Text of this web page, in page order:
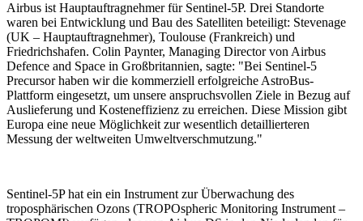
Airbus ist Hauptauftragnehmer für Sentinel-5P. Drei Standorte
waren bei Entwicklung und Bau des Satelliten beteiligt: Stevenage
(UK – Hauptauftragnehmer), Toulouse (Frankreich) und
Friedrichshafen. Colin Paynter, Managing Director von Airbus
Defence and Space in Großbritannien, sagte: "Bei Sentinel-5
Precursor haben wir die kommerziell erfolgreiche AstroBus-
Plattform eingesetzt, um unsere anspruchsvollen Ziele in Bezug auf
Auslieferung und Kosteneffizienz zu erreichen. Diese Mission gibt
Europa eine neue Möglichkeit zur wesentlich detaillierteren
Messung der weltweiten Umweltverschmutzung."
Sentinel-5P hat ein ein Instrument zur Überwachung des
troposphärischen Ozons (TROPOspheric Monitoring Instrument –